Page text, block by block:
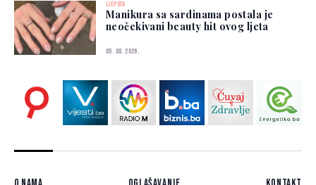
LJEPOTA
Manikura sa sardinama postala je
neočekivani beauty hit ovog ljeta
05. 08. 2026.